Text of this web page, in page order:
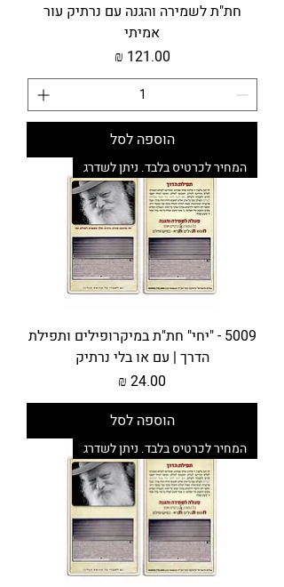
חת"ת לשמירה והגנה עם נרתיק עור
אמיתי
מחיר
הוספה לסל
המחיר לכרטיס בלבד. ניתן לשדרג
5009 - "יחי" חת"ת במיקרופילים ותפילת
הדרך | עם או בלי נרתיק
מחיר
הוספה לסל
המחיר לכרטיס בלבד. ניתן לשדרג